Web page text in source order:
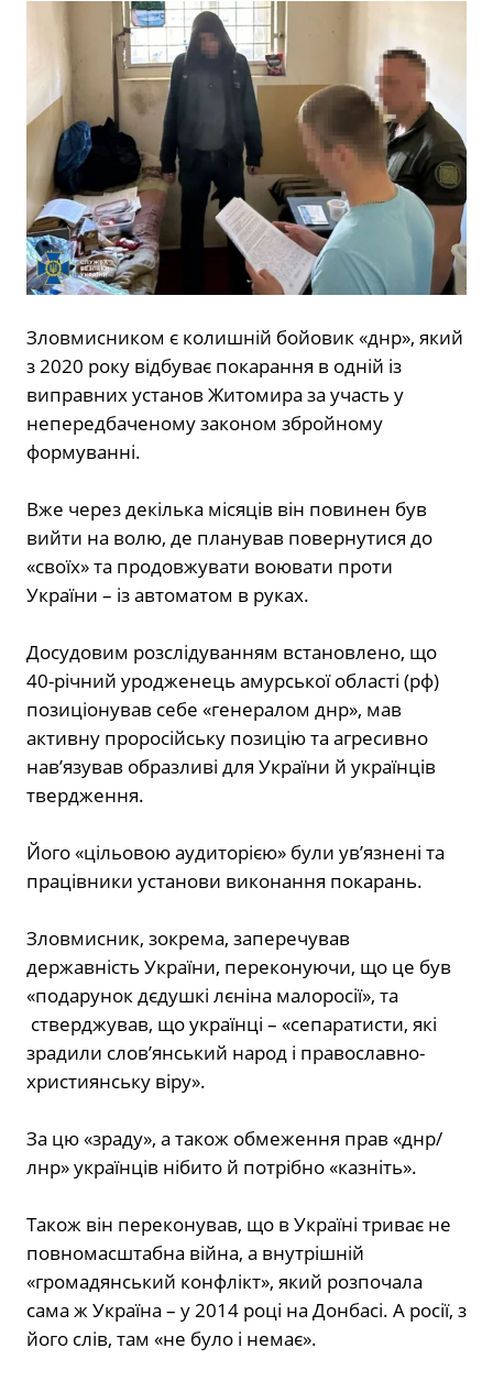
Зловмисником є колишній бойовик «днр», який
з 2020 року відбуває покарання в одній із
виправних установ Житомира за участь у
непередбаченому законом збройному
формуванні.
Вже через декілька місяців він повинен був
вийти на волю, де планував повернутися до
«своїх» та продовжувати воювати проти
України – із автоматом в руках.
Досудовим розслідуванням встановлено, що
40-річний уродженець амурської області (рф)
позиціонував себе «генералом днр», мав
активну проросійську позицію та агресивно
нав’язував образливі для України й українців
твердження.
Його «цільовою аудиторією» були ув’язнені та
працівники установи виконання покарань.
Зловмисник, зокрема, заперечував
державність України, переконуючи, що це був
«подарунок дєдушкі лєніна малоросії», та
стверджував, що українці – «сепаратисти, які
зрадили слов’янський народ і православно-
християнську віру».
За цю «зраду», а також обмеження прав «днр/
лнр» українців нібито й потрібно «казніть».
Також він переконував, що в Україні триває не
повномасштабна війна, а внутрішній
«громадянський конфлікт», який розпочала
сама ж Україна – у 2014 році на Донбасі. А росії, з
його слів, там «не було і немає».